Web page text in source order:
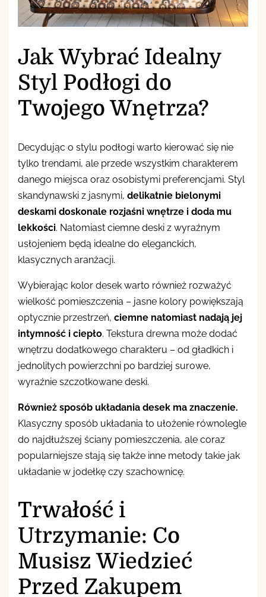
Jak Wybrać Idealny
Styl Podłogi do
Twojego Wnętrza?
Decydując o stylu podłogi warto kierować się nie
tylko trendami, ale przede wszystkim charakterem
danego miejsca oraz osobistymi preferencjami. Styl
skandynawski z jasnymi, delikatnie bielonymi
deskami doskonale rozjaśni wnętrze i doda mu
lekkości. Natomiast ciemne deski z wyraźnym
usłojeniem będą idealne do eleganckich,
klasycznych aranżacji.
Wybierając kolor desek warto również rozważyć
wielkość pomieszczenia – jasne kolory powiększają
optycznie przestrzeń, ciemne natomiast nadają jej
intymność i ciepło. Tekstura drewna może dodać
wnętrzu dodatkowego charakteru – od gładkich i
jednolitych powierzchni po bardziej surowe,
wyraźnie szczotkowane deski.
Również sposób układania desek ma znaczenie.
Klasyczny sposób układania to ułożenie równolegle
do najdłuższej ściany pomieszczenia, ale coraz
popularniejsze stają się także inne metody takie jak
układanie w jodełkę czy szachownicę.
Trwałość i
Utrzymanie: Co
Musisz Wiedzieć
Przed Zakupem